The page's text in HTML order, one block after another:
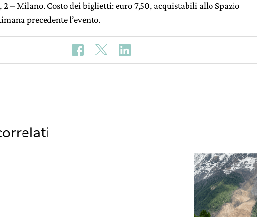
2 – Milano. Costo dei biglietti: euro 7,50, acquistabili allo Spazio
precedente l’evento.